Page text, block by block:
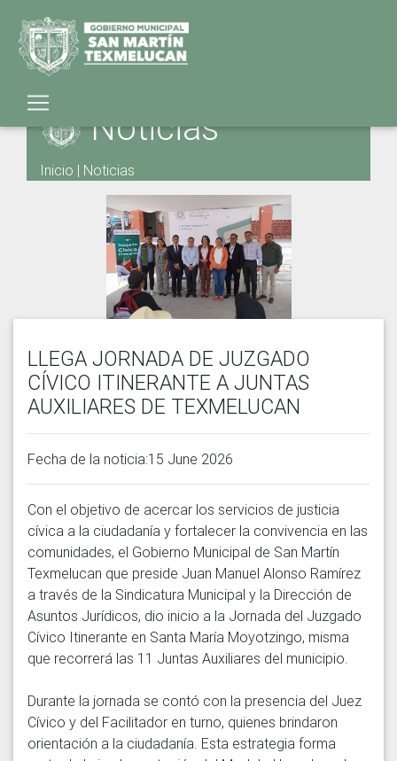
Noticias
Inicio | Noticias
LLEGA JORNADA DE JUZGADO
CÍVICO ITINERANTE A JUNTAS
AUXILIARES DE TEXMELUCAN
Fecha de la noticia:15 June 2026
Con el objetivo de acercar los servicios de justicia
cívica a la ciudadanía y fortalecer la convivencia en las
comunidades, el Gobierno Municipal de San Martín
Texmelucan que preside Juan Manuel Alonso Ramírez
a través de la Sindicatura Municipal y la Dirección de
Asuntos Jurídicos, dio inicio a la Jornada del Juzgado
Cívico Itinerante en Santa María Moyotzingo, misma
que recorrerá las 11 Juntas Auxiliares del municipio.
Durante la jornada se contó con la presencia del Juez
Cívico y del Facilitador en turno, quienes brindaron
orientación a la ciudadanía. Esta estrategia forma